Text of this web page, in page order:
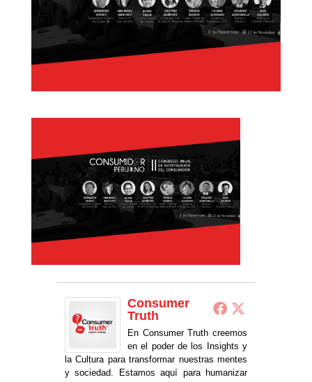
Consumer
Truth
En Consumer Truth creemos
en el poder de los Insights y
la Cultura para transformar nuestras mentes
y sociedad. Estamos aquí para humanizar